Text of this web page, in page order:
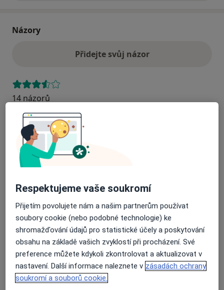
Názory
Přidejte svůj názor
14 názorů
Recenze pacientů jsou pro nás důležité.
Specialisté nemají možnost zaplatit za
odstranění nebo změnu recenze pacienta.
Další informace.
Hledejte v názorech
Respektujeme vaše soukromí
Přijetím povolujete nám a našim partnerům používat
soubory cookie (nebo podobné technologie) ke
shromažďování údajů pro statistické účely a poskytování
obsahu na základě vašich zvyklostí při procházení. Své
preference můžete kdykoli zkontrolovat a aktualizovat v
nastavení. Další informace naleznete v zásadách ochrany
soukromí a souborů cookie.